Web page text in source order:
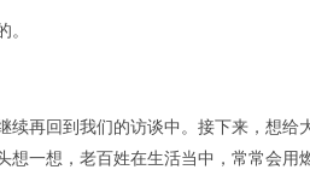
再回到我们的访谈中。接下来，想给
想一想，老百姓在生活当中，常常会